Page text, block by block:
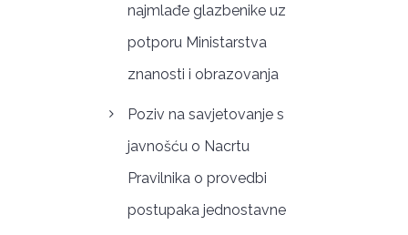
najmlađe glazbenike uz
potporu Ministarstva
znanosti i obrazovanja
Poziv na savjetovanje s
javnošću o Nacrtu
Pravilnika o provedbi
postupaka jednostavne